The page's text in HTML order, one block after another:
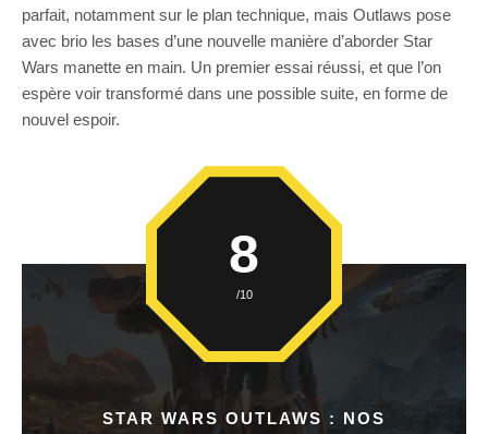
parfait, notamment sur le plan technique, mais Outlaws pose
avec brio les bases d’une nouvelle manière d’aborder Star
Wars manette en main. Un premier essai réussi, et que l’on
espère voir transformé dans une possible suite, en forme de
nouvel espoir.
STAR WARS OUTLAWS : NOS
8
/10